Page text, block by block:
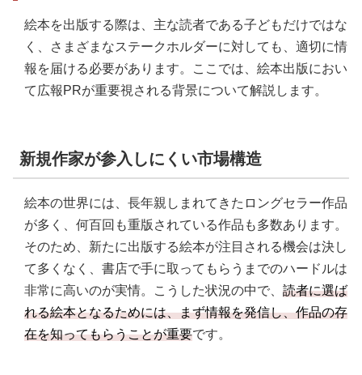
事例5．株式会社マイクロマガジン社
事例6．株式会社 学研ホールディングス
事例7．株式会社講談社
事例11．株式会社福音館書店
事例12．株式会社徳間書店
事例13．株式会社 新興出版社啓林館（文研出版）
事例14．株式会社白泉社
事例15．株式会社ブロンズ新社
絵本を出版する際は、主な読者である子どもだけではな
く、さまざまなステークホルダーに対しても、適切に情
報を届ける必要があります。ここでは、絵本出版におい
て広報PRが重要視される背景について解説します。
新規作家が参入しにくい市場構造
絵本の世界には、長年親しまれてきたロングセラー作品
が多く、何百回も重版されている作品も多数あります。
そのため、新たに出版する絵本が注目される機会は決し
て多くなく、書店で手に取ってもらうまでのハードルは
非常に高いのが実情。こうした状況の中で、 読者に選ば
れる絵本となるためには、まず情報を発信し、作品の存
在を知ってもらうことが重要です。